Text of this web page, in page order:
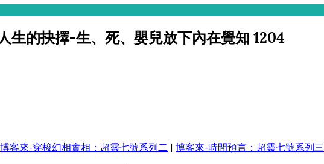
生的抉擇-生、死、嬰兒放下內在覺知 1204
博客來-穿梭幻相實相：超靈七號系列二 博客來-時間預言：超靈七號系列三